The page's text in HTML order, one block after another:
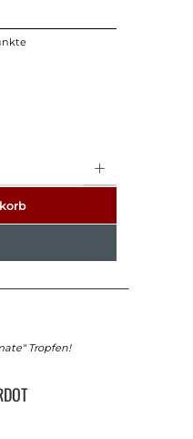
Tropfen!